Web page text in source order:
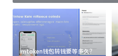
imtoken钱包转钱要等多久？